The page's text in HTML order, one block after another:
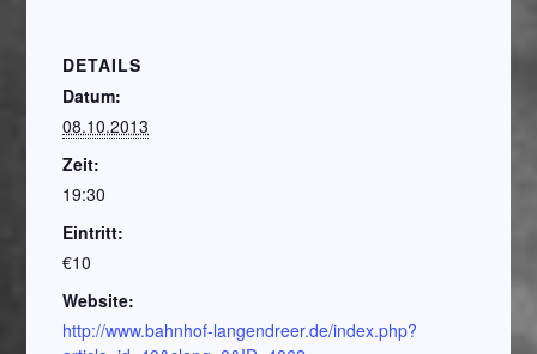
DETAILS
Datum:
08.10.2013
Zeit:
19:30
Eintritt:
€10
Website:
http://www.bahnhof-langendreer.de/index.php?